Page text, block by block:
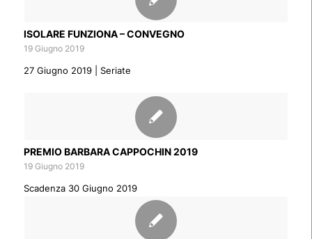
ISOLARE FUNZIONA – CONVEGNO
19 Giugno 2019
27 Giugno 2019 | Seriate
PREMIO BARBARA CAPPOCHIN 2019
19 Giugno 2019
Scadenza 30 Giugno 2019